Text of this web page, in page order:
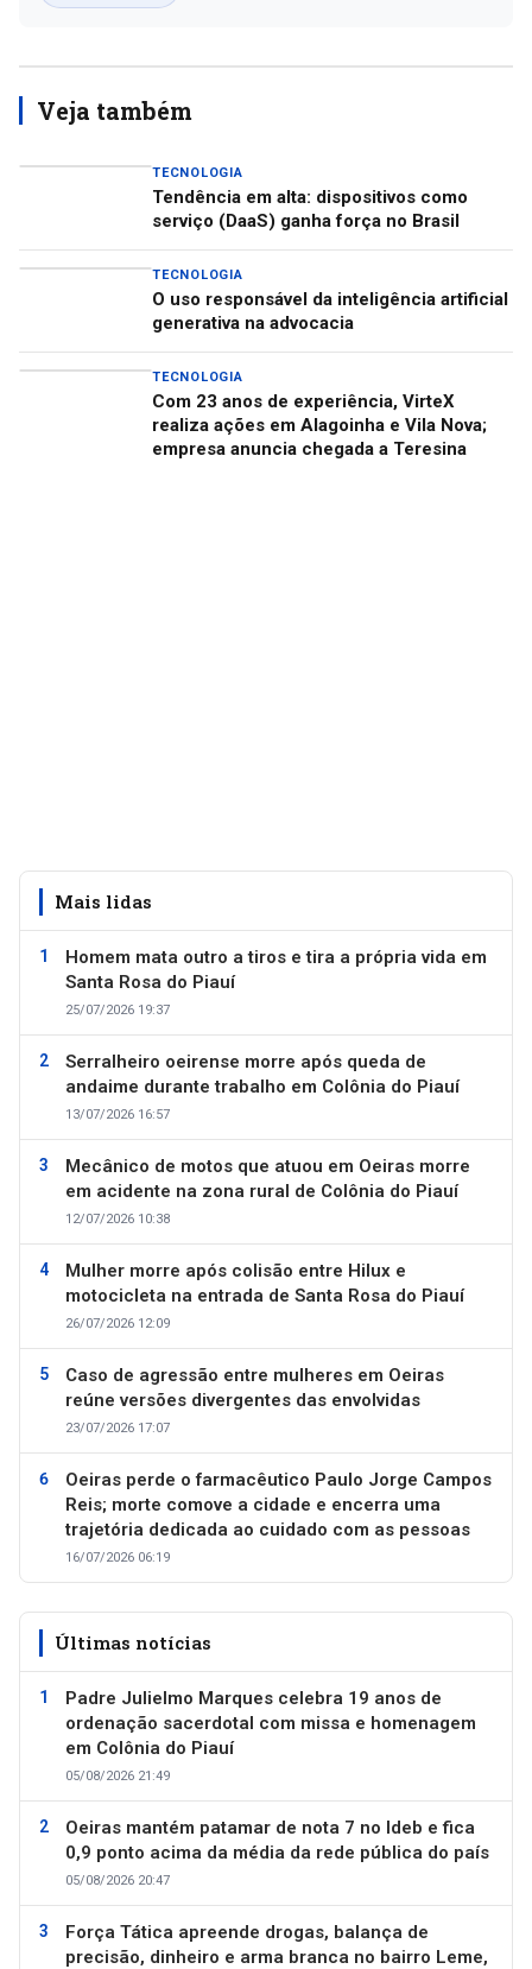
Veja também
TECNOLOGIA
Tendência em alta: dispositivos como
serviço (DaaS) ganha força no Brasil
TECNOLOGIA
O uso responsável da inteligência artificial
generativa na advocacia
TECNOLOGIA
Com 23 anos de experiência, VirteX
realiza ações em Alagoinha e Vila Nova;
empresa anuncia chegada a Teresina
Mais lidas
Homem mata outro a tiros e tira a própria vida em
Santa Rosa do Piauí
25/07/2026 19:37
Serralheiro oeirense morre após queda de
andaime durante trabalho em Colônia do Piauí
13/07/2026 16:57
Mecânico de motos que atuou em Oeiras morre
em acidente na zona rural de Colônia do Piauí
12/07/2026 10:38
Mulher morre após colisão entre Hilux e
motocicleta na entrada de Santa Rosa do Piauí
26/07/2026 12:09
Caso de agressão entre mulheres em Oeiras
reúne versões divergentes das envolvidas
23/07/2026 17:07
Oeiras perde o farmacêutico Paulo Jorge Campos
Reis; morte comove a cidade e encerra uma
trajetória dedicada ao cuidado com as pessoas
16/07/2026 06:19
Últimas notícias
Padre Julielmo Marques celebra 19 anos de
ordenação sacerdotal com missa e homenagem
em Colônia do Piauí
05/08/2026 21:49
Oeiras mantém patamar de nota 7 no Ideb e fica
0,9 ponto acima da média da rede pública do país
05/08/2026 20:47
Força Tática apreende drogas, balança de
precisão, dinheiro e arma branca no bairro Leme,